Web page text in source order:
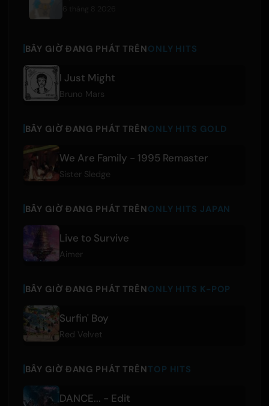
BÂY GIỜ ĐANG PHÁT TRÊNONLY HITS
I Just Might
Bruno Mars
BÂY GIỜ ĐANG PHÁT TRÊNONLY HITS GOLD
We Are Family - 1995 Remaster
Sister Sledge
BÂY GIỜ ĐANG PHÁT TRÊNONLY HITS JAPAN
Live to Survive
Aimer
BÂY GIỜ ĐANG PHÁT TRÊNONLY HITS K-POP
Surfin' Boy
Red Velvet
BÂY GIỜ ĐANG PHÁT TRÊNTOP HITS
DANCE... - Edit